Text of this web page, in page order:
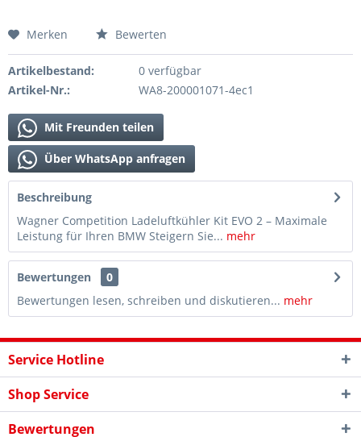
Merken Bewerten
Artikelbestand:
0 verfügbar
Artikel-Nr.:
WA8-200001071-4ec1
Mit Freunden teilen
Über WhatsApp anfragen
Beschreibung
Wagner Competition Ladeluftkühler Kit EVO 2 – Maximale
Leistung für Ihren BMW Steigern Sie... mehr
Bewertungen
0
Bewertungen lesen, schreiben und diskutieren... mehr
Service Hotline
Shop Service
Bewertungen